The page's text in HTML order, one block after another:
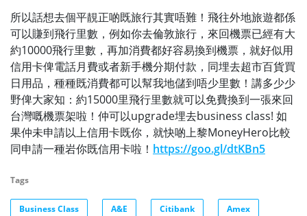
所以話想去個平靚正啲既旅行其實唔難！飛往外地旅遊都係
可以賺到飛行里數，例如你去倫敦旅行，來回機票已經有大
約10000飛行里數，再加消費都好容易換到機票，就好似用
信用卡俾電話月費或者新手機分期付款，同埋去超市百貨買
日用品，種種既消費都可以幫我地儲到唔少里數！講多少少
野俾大家知：約15000里飛行里數就可以免費換到一張來回
台灣嘅機票架啦！仲可以upgrade埋去business class! 如
果仲未申請以上信用卡既你，就快啲上黎MoneyHero比較
同申請一種岩你既信用卡啦！ https://goo.gl/dtKBn5
Tags
Business Class A&E Citibank Amex